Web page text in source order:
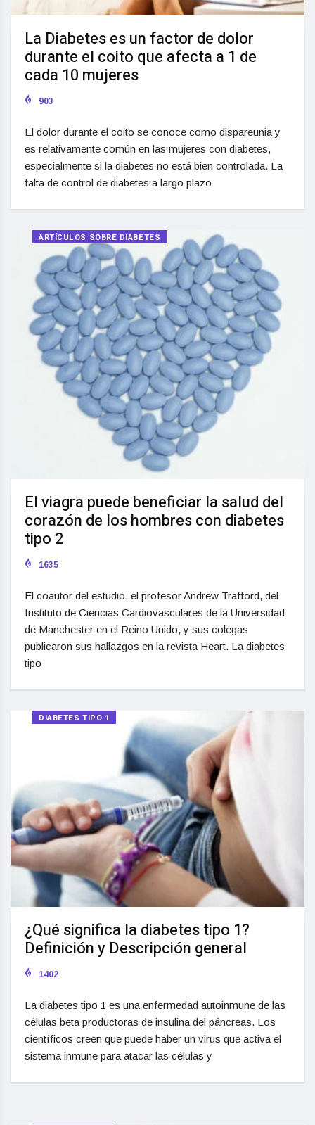
La Diabetes es un factor de dolor
durante el coito que afecta a 1 de
cada 10 mujeres
903
El dolor durante el coito se conoce como dispareunia y
es relativamente común en las mujeres con diabetes,
especialmente si la diabetes no está bien controlada. La
falta de control de diabetes a largo plazo
ARTÍCULOS SOBRE DIABETES
El viagra puede beneficiar la salud del
corazón de los hombres con diabetes
tipo 2
1635
El coautor del estudio, el profesor Andrew Trafford, del
Instituto de Ciencias Cardiovasculares de la Universidad
de Manchester en el Reino Unido, y sus colegas
publicaron sus hallazgos en la revista Heart. La diabetes
tipo
DIABETES TIPO 1
¿Qué significa la diabetes tipo 1?
Definición y Descripción general
1402
La diabetes tipo 1 es una enfermedad autoinmune de las
células beta productoras de insulina del páncreas. Los
científicos creen que puede haber un virus que activa el
sistema inmune para atacar las células y